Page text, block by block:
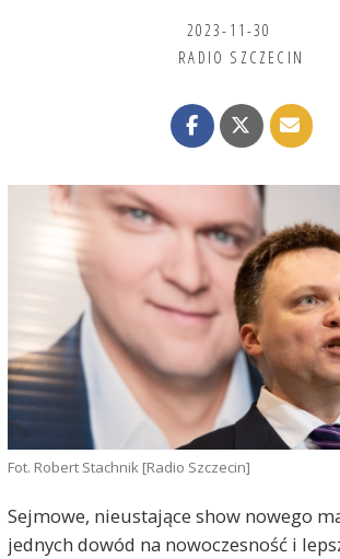
2023-11-30
RADIO SZCZECIN
Fot. Robert Stachnik [Radio Szczecin]
Sejmowe, nieustające show nowego
jednych dowód na nowoczesność i